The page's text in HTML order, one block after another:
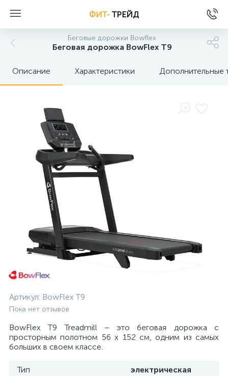
ФИТ-ТРЕЙД
Беговые дорожки Bowflex
Беговая дорожка BowFlex T9
Описание Характеристики Дополнительные
Артикул: BowFlex T9
Пока нет отзывов
BowFlex T9 Treadmill – это беговая дорожка с
просторным полотном 56 х 152 см, одним из самых
больших в своем классе.
Тип
электрическая